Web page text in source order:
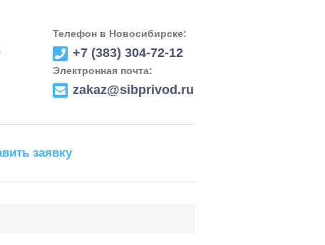
Телефон в Новосибирске:
+7 (383) 304-72-12
Электронная почта:
zakaz@sibprivod.ru
заявку